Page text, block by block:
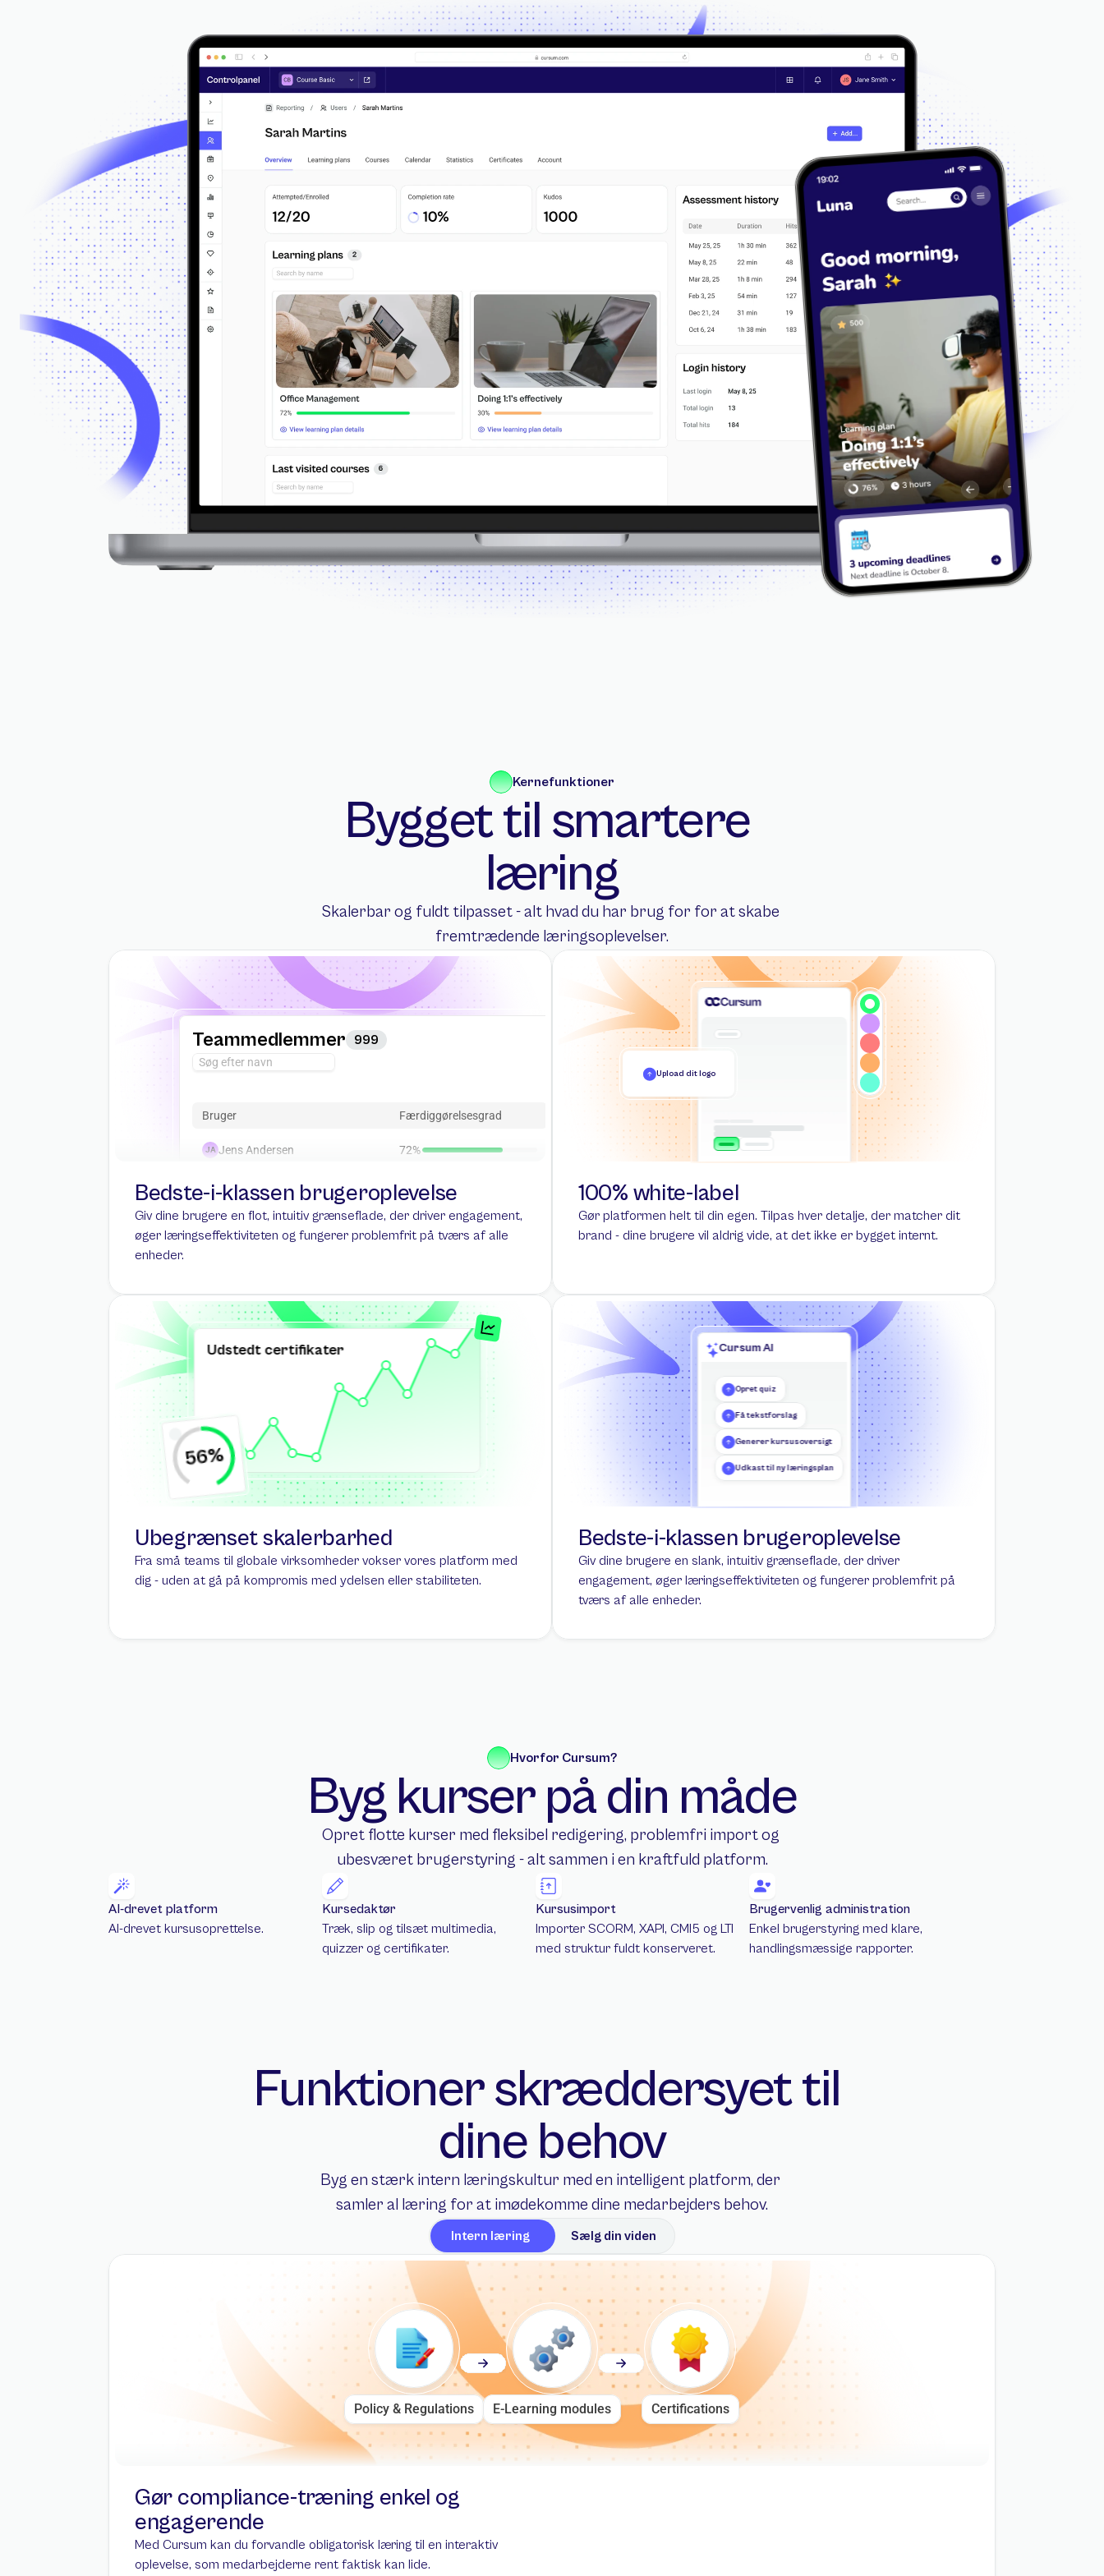
Kernefunktioner
Bygget til smartere
læring
Skalerbar og fuldt tilpasset - alt hvad du har brug for for at skabe
fremtrædende læringsoplevelser.
Teammedlemmer 999
Søg efter navn
Bruger Færdiggørelsesgrad
JA Jens Andersen 72%
Bedste-i-klassen brugeroplevelse
Giv dine brugere en flot, intuitiv grænseflade, der driver engagement,
øger læringseffektiviteten og fungerer problemfrit på tværs af alle
enheder.
2 lines.
2 lines.
Upload dit logo
100% white-label
Gør platformen helt til din egen. Tilpas hver detalje, der matcher dit
brand - dine brugere vil aldrig vide, at det ikke er bygget internt.
Udstedt certifikater
56%
Ubegrænset skalerbarhed
Fra små teams til globale virksomheder vokser vores platform med
dig - uden at gå på kompromis med ydelsen eller stabiliteten.
Opret quiz
Få tekstforslag
Generer kursusoversigt
Udkast til ny læringsplan
Cursum AI
Bedste-i-klassen brugeroplevelse
Giv dine brugere en slank, intuitiv grænseflade, der driver
engagement, øger læringseffektiviteten og fungerer problemfrit på
tværs af alle enheder.
Hvorfor Cursum?
Byg kurser på din måde
Opret flotte kurser med fleksibel redigering, problemfri import og
ubesværet brugerstyring - alt sammen i en kraftfuld platform.
AI-drevet platform
AI-drevet kursusoprettelse.
Kursedaktør
Træk, slip og tilsæt multimedia,
quizzer og certifikater.
Kursusimport
Importer SCORM, XAPI, CMI5 og LTI
med struktur fuldt konserveret.
Brugervenlig administration
Enkel brugerstyring med klare,
handlingsmæssige rapporter.
Funktioner skræddersyet til
dine behov
Byg en stærk intern læringskultur med en intelligent platform, der
samler al læring for at imødekomme dine medarbejders behov.
Intern læring Sælg din viden
Policy & Regulations E-Learning modules Certifications
Gør compliance-træning enkel og
engagerende
Med Cursum kan du forvandle obligatorisk læring til en interaktiv
oplevelse, som medarbejderne rent faktisk kan lide.
AI assistent
Hvad handler kurset om?
Opret dine kurser på få minutter